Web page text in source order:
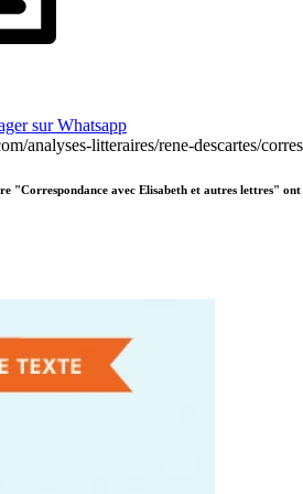
analyses-litteraires/rene-descartes/
"Correspondance avec Elisabeth et autres lettres" ont